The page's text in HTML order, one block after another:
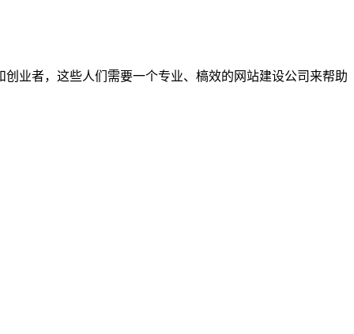
业者，这些人们需要一个专业、槁效的网站建设公司来帮助